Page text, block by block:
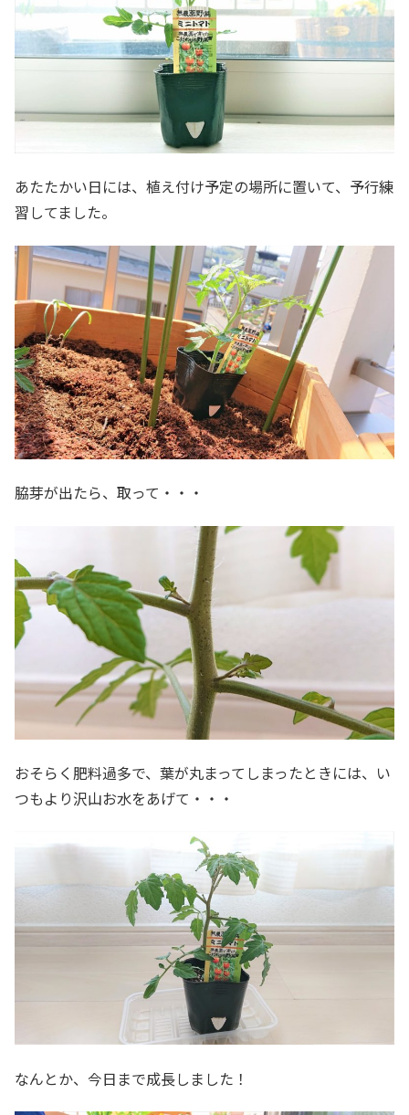
あたたかい日には、植え付け予定の場所に置いて、予行練
習してました。
脇芽が出たら、取って・・・
おそらく肥料過多で、葉が丸まってしまったときには、い
つもより沢山お水をあげて・・・
なんとか、今日まで成長しました！